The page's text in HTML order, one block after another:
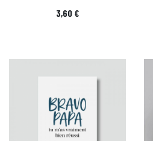
Prix
3,60 €